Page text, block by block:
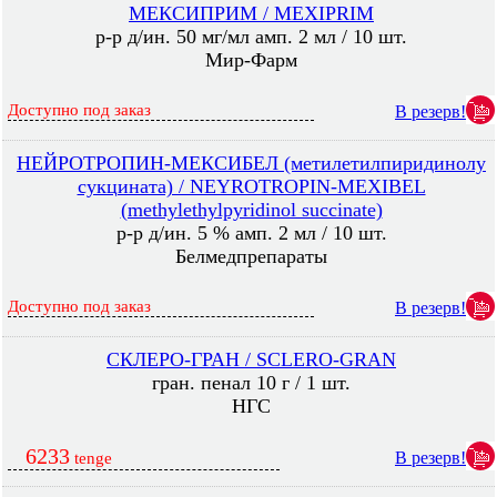
МЕКСИПРИМ / MEXIPRIM
р-р д/ин. 50 мг/мл амп. 2 мл / 10 шт.
Мир-Фарм
Доступно под заказ В резерв!
НЕЙРОТРОПИН-МЕКСИБЕЛ (метилетилпиридинолу
сукцината) / NEYROTROPIN-MEXIBEL
(methylethylpyridinol succinate)
р-р д/ин. 5 % амп. 2 мл / 10 шт.
Белмедпрепараты
Доступно под заказ В резерв!
СКЛЕРО-ГРАН / SCLERO-GRAN
гран. пенал 10 г / 1 шт.
НГС
6233 tenge В резерв!